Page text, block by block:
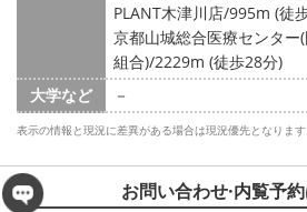
PLANT木津川店/995m (徒
京都山城総合医療センタ
組合)/2229m (徒歩28分)
大学など
－
表示の情報と現況に差異がある場合は現況優先となります
お問い合わせ·内覧予